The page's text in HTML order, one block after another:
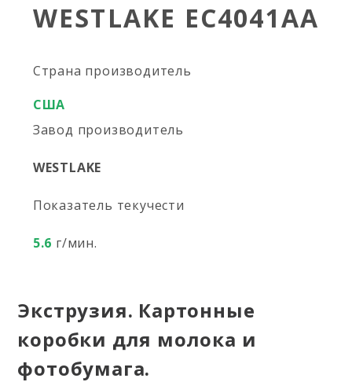
WESTLAKE EC4041AA
Страна производитель
США
Завод производитель
WESTLAKE
Показатель текучести
5.6 г/мин.
Экструзия. Картонные
коробки для молока и
фотобумага.